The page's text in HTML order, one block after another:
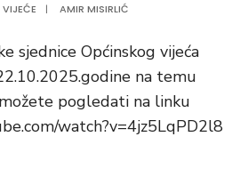
| AMIR MISIRLIĆ
sjednice Općinskog vijeća
na temu
pogledati na linku
watch?v=4jz5LqPD2l8